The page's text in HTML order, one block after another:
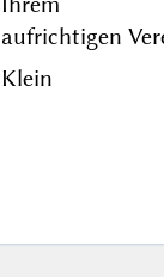
aufrichtigen
Klein